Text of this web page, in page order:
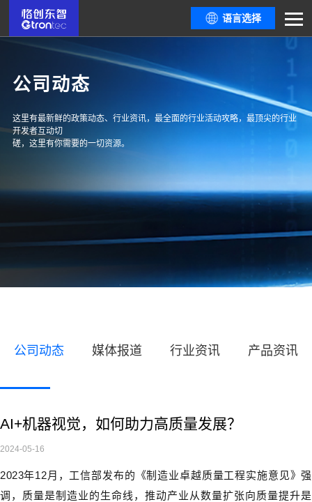
语言选择
公司动态
这里有最新鲜的政策动态、行业资讯，最全面的行业活动攻略，最顶尖的行业
开发者互动切
磋，这里有你需要的一切资源。
公司动态 媒体报道 行业资讯 产品资讯
AI+机器视觉，如何助力高质量发展？
2024-05-16
2023年12月，工信部发布的《制造业卓越质量工程实施意见》强
调，质量是制造业的生命线，推动产业从数量扩张向质量提升是